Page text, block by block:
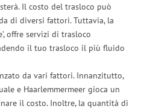
Il costo del trasloco può
di diversi fattori. Tuttavia, la
offre servizi di trasloco
il tuo trasloco il più fluido
da vari fattori. Innanzitutto,
e Haarlemmermeer gioca un
il costo. Inoltre, la quantità di